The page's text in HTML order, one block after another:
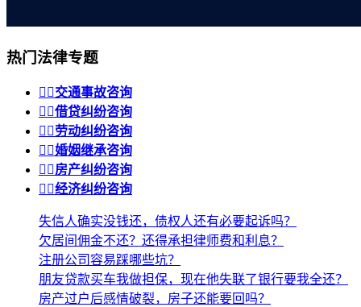
热门法律专题
 交通事故咨询
 借贷纠纷咨询
 劳动纠纷咨询
 婚姻继承咨询
 房产纠纷咨询
 经济纠纷咨询
失信人确实没钱还，债权人还有必要起诉吗？
欠居间佣金不还？还得承担律师费和利息？
注册公司容易踩哪些坑？
朋友贷款买车我做担保，现在他失联了银行要我全还？
房产过户后感情破裂，房子还能要回吗？